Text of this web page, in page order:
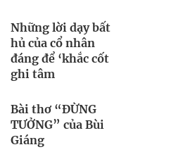
Những lời dạy bất
hủ của cổ nhân
đáng để ‘khắc cốt
ghi tâm
Bài thơ “ĐỪNG
TƯỞNG” của Bùi
Giáng